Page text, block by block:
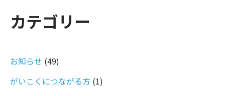
カテゴリー
お知らせ (49)
がいこくにつながる方 (1)